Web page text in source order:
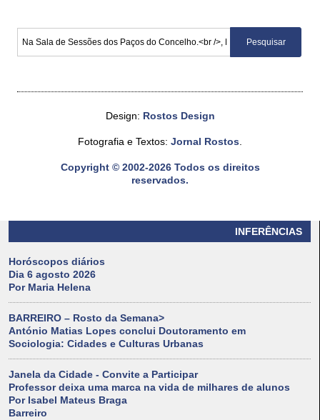
INFERÊNCIAS
Horóscopos diários
Dia 6 agosto 2026
Por Maria Helena
BARREIRO – Rosto da Semana>
António Matias Lopes conclui Doutoramento em
Sociologia: Cidades e Culturas Urbanas
Janela da Cidade - Convite a Participar
Professor deixa uma marca na vida de milhares de alunos
Por Isabel Mateus Braga
Barreiro
Design: Rostos Design
Fotografia e Textos: Jornal Rostos.
Copyright © 2002-2026 Todos os direitos
reservados.